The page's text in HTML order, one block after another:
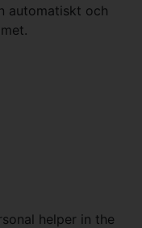
automatiskt och
helper in the